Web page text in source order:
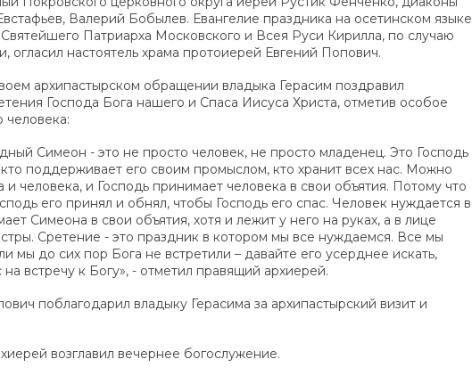
Валерий Бобылев. Евангелие праздника на осетинском языке
Патриарха Московского и Всея Руси Кирилла, по случаю
настоятель храма протоиерей Евгений Попович.
архипастырском обращении владыка Герасим поздравил
Господа Бога нашего и Спаса Иисуса Христа, отметив особое
человека:
Симеон - это не просто человек, не просто младенец. Это Господь
поддерживает его своим промыслом, кто хранит всех нас. Можно
и человека, и Господь принимает человека в свои объятия. Потому что
его принял и обнял, чтобы Господь его спас. Человек нуждается в
Симеона в свои объятия, хотя и лежит у него на руках, а в лице
Сретение - это праздник в котором мы все нуждаемся. Все мы
мы до сих пор Бога не встретили – давайте его усерднее искать,
встречу к Богу», - отметил правящий архиерей.
поблагодарил владыку Герасима за архипастырский визит и
возглавил вечернее богослужение.